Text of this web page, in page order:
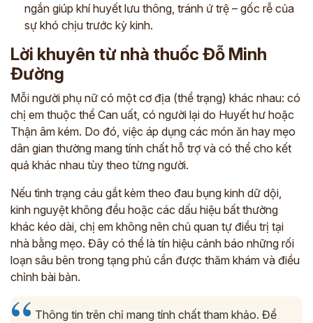
ngắn giúp khí huyết lưu thông, tránh ứ trệ – gốc rễ của
sự khó chịu trước kỳ kinh.
Lời khuyên từ nhà thuốc Đỗ Minh
Đường
Mỗi người phụ nữ có một cơ địa (thể trạng) khác nhau: có
chị em thuộc thể Can uất, có người lại do Huyết hư hoặc
Thận âm kém. Do đó, việc áp dụng các món ăn hay mẹo
dân gian thường mang tính chất hỗ trợ và có thể cho kết
quả khác nhau tùy theo từng người.
Nếu tình trạng cáu gắt kèm theo đau bụng kinh dữ dội,
kinh nguyệt không đều hoặc các dấu hiệu bất thường
khác kéo dài, chị em không nên chủ quan tự điều trị tại
nhà bằng mẹo. Đây có thể là tín hiệu cảnh báo những rối
loạn sâu bên trong tạng phủ cần được thăm khám và điều
chỉnh bài bản.
Thông tin trên chỉ mang tính chất tham khảo. Để